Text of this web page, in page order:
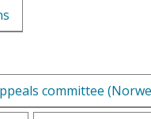
committee